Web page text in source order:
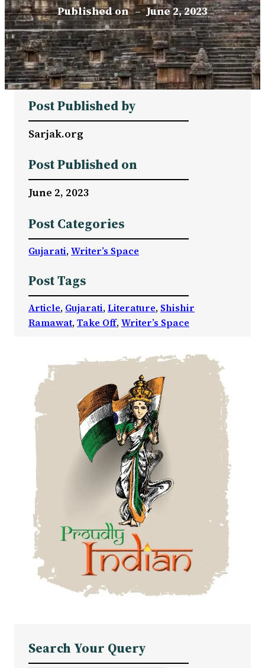
Published on – June 2, 2023
Post Published by
Sarjak.org
Post Published on
June 2, 2023
Post Categories
Gujarati, Writer’s Space
Post Tags
Article, Gujarati, Literature, Shishir
Ramawat, Take Off, Writer’s Space
Search Your Query